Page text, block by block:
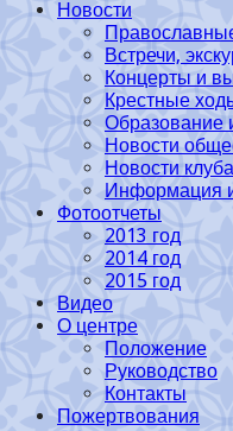
Новости
Встречи,
Концерты и
Крестные
Образование
Новости
Новости
Информация
Фотоотчеты
2013 год
2014 год
2015 год
Видео
О центре
Положение
Руководство
Контакты
Пожертвования